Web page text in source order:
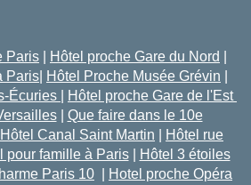
Paris Hôtel proche Gare du Nord
Paris Hôtel Proche Musée Grévin
Écuries
Hôtel proche Gare de l'Est
| Que faire dans le 10e
Hôtel Canal Saint Martin
Hôtel rue
pour famille à Paris|
Hôtel 3 étoiles
Paris 10
Hotel proche Opéra